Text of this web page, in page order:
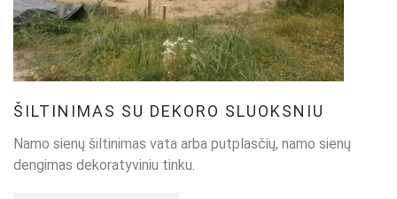
ŠILTINIMAS SU DEKORO SLUOKSNIU
Namo sienų šiltinimas vata arba putplasčių, namo sienų
dengimas dekoratyviniu tinku.